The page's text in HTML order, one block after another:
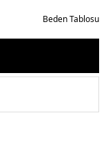
Beden Tablosu